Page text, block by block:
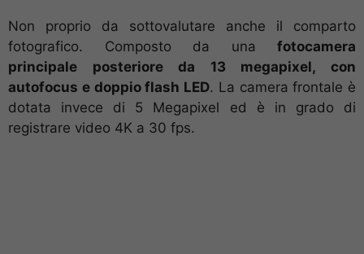
Non proprio da sottovalutare anche il comparto
fotografico. Composto da una fotocamera
principale posteriore da 13 megapixel, con
autofocus e doppio flash LED. La camera frontale è
dotata invece di 5 Megapixel ed è in grado di
registrare video 4K a 30 fps.